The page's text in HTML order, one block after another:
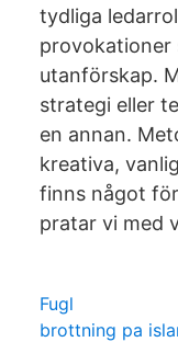
tydliga
provokationer
utanförskap.
strategi eller
en annan.
kreativa,
finns något
pratar vi med
Fugl
brottning pa